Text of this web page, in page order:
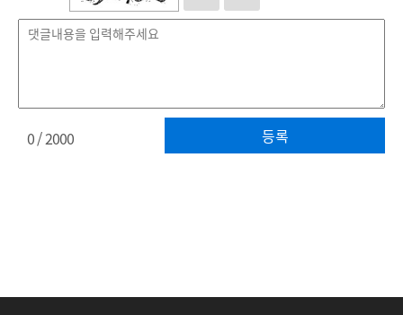
등록
0/ 2000